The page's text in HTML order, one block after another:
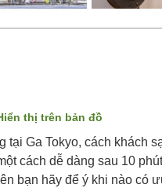
thị trên bản đồ
Ga Tokyo, cách khách
cách dễ dàng sau 10
bạn hãy để ý khi nào có